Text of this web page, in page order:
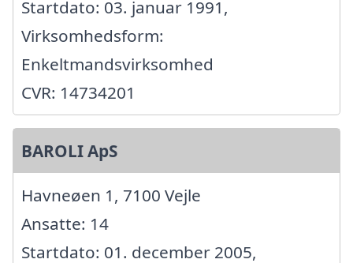
Startdato: 03. januar 1991,
Virksomhedsform:
Enkeltmandsvirksomhed
CVR: 14734201
BAROLI ApS
Havneøen 1, 7100 Vejle
Ansatte: 14
Startdato: 01. december 2005,